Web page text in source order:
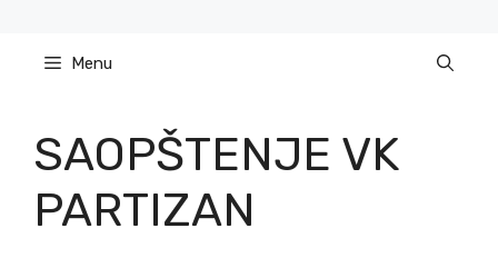
content Menu
SAOPŠTENJE VK
PARTIZAN